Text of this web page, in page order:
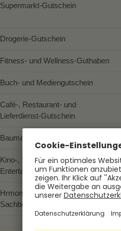
Supermarkt-Gutschein
Drogerie-Gutschein
Fitness- und Wellness-Guthaben
Buch- und Mediengutschein
Café-, Restaurant- und
Lieferdienst-Gutschein
Baumarkt-Gutschein
Kino-, Streaming- und
Entertainment-Gutschein
Hrmony Multi-Benefit-
Sachbezug